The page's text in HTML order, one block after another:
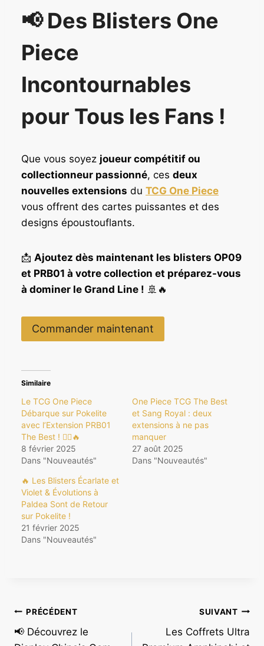
📢 Des Blisters One
Piece
Incontournables
pour Tous les Fans !
Que vous soyez joueur compétitif ou
collectionneur passionné, ces deux
nouvelles extensions du TCG One Piece
vous offrent des cartes puissantes et des
designs époustouflants.
📩 Ajoutez dès maintenant les blisters OP09
et PRB01 à votre collection et préparez-vous
à dominer le Grand Line ! 🚢🔥
Commander maintenant
Similaire
Le TCG One Piece
Débarque sur Pokelite
avec l’Extension PRB01
The Best ! 🏴‍☠️🔥
8 février 2025
Dans "Nouveautés"
One Piece TCG The Best
et Sang Royal : deux
extensions à ne pas
manquer
27 août 2025
Dans "Nouveautés"
🔥 Les Blisters Écarlate et
Violet & Évolutions à
Paldea Sont de Retour
sur Pokelite !
21 février 2025
Dans "Nouveautés"
Navigation
de
PRÉCÉDENT
📢 Découvrez le
SUIVANT
Les Coffrets Ultra